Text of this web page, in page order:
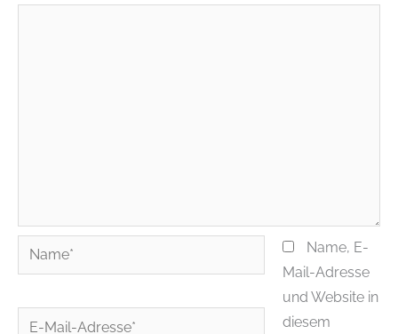
Name*
E-
Name, E-
Mail-Adresse
und Website in
diesem